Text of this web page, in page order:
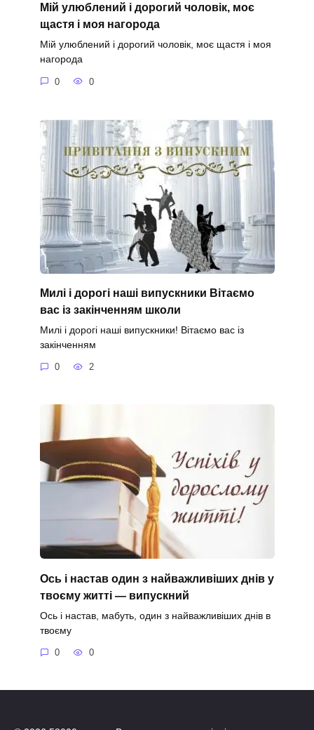
Мій улюблений і дорогий чоловік, моє
щастя і моя нагорода
Мій улюблений і дорогий чоловік, моє щастя і моя
нагорода
0 0
Милі і дорогі наші випускники Вітаємо
вас із закінченням школи
Милі і дорогі наші випускники! Вітаємо вас із
закінченням
0 2
Ось і настав один з найважливіших днів у
твоєму житті — випускний
Ось і настав, мабуть, один з найважливіших днів в
твоєму
0 0